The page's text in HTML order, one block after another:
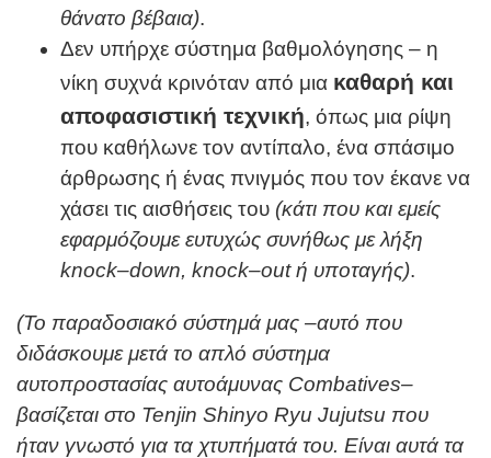
θάνατο βέβαια).
Δεν υπήρχε σύστημα βαθμολόγησης – η
νίκη συχνά κρινόταν από μια καθαρή και
αποφασιστική τεχνική, όπως μια ρίψη
που καθήλωνε τον αντίπαλο, ένα σπάσιμο
άρθρωσης ή ένας πνιγμός που τον έκανε να
χάσει τις αισθήσεις του (κάτι που και εμείς
εφαρμόζουμε ευτυχώς συνήθως με λήξη
knock–down, knock–outή υποταγής).
(Το παραδοσιακό σύστημά μας –αυτό που
διδάσκουμε μετά το απλό σύστημα
αυτοπροστασίας αυτοάμυνας Combatives–
βασίζεται στο Tenjin Shinyo Ryu Jujutsu που
ήταν γνωστό για τα χτυπήματά του. Είναι αυτά τα